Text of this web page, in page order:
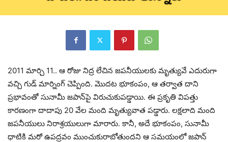
2011 మార్చి 11.. ఆ రోజు నిద్ర లేచిన జపనీయులకు మృత్యువే ఎదురుగా
వచ్చి గుడ్ మార్నింగ్ చెప్పింది. మొదట భూకంపం, ఆ తర్వాత దాని
ప్రభావంతో సునామీ జపాన్‌పై విరుచుకుపడ్డాయి. ఈ ప్రకృతి విపత్తు
కారణంగా దాదాపు 20 వేల మంది మృత్యువాత పడ్డారు. లక్షలాది మంది
జపనీయులు నిరాశ్రయులుగా మారారు. కానీ, అదే భూకంపం, సునామీ
ధాటికి మరో ఉపద్రవం ముంచుకురాబోతుందని ఆ సమయంలో జపాన్